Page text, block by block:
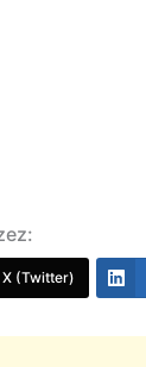
X (Twitter)